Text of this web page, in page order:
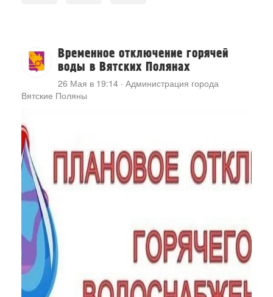
Временное отключение горячей
воды в Вятских Полянах
26 Мая в 19:14 · Администрация города
Вятские Поляны